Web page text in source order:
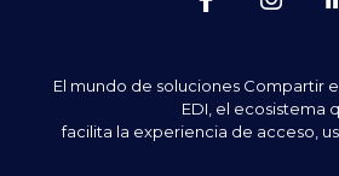
El mundo de soluciones Compartir
EDI, el ecosistema
facilita la experiencia de acceso,